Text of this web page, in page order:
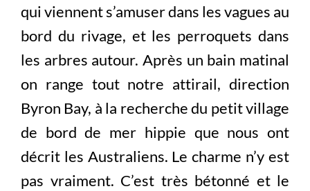
qui viennent s’amuser dans les vagues au
bord du rivage, et les perroquets dans
les arbres autour. Après un bain matinal
on range tout notre attirail, direction
Byron Bay, à la recherche du petit village
de bord de mer hippie que nous ont
décrit les Australiens. Le charme n’y est
pas vraiment. C’est très bétonné et le